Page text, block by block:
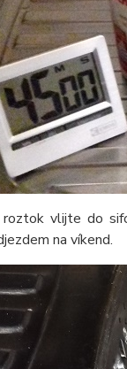
vlijte do
na víkend.